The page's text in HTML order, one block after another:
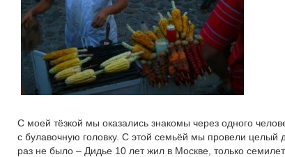
С моей тёзкой мы оказались знакомы через одного
с булавочную головку. С этой семьёй мы провели целый
раз не было – Дидье 10 лет жил в Москве, только